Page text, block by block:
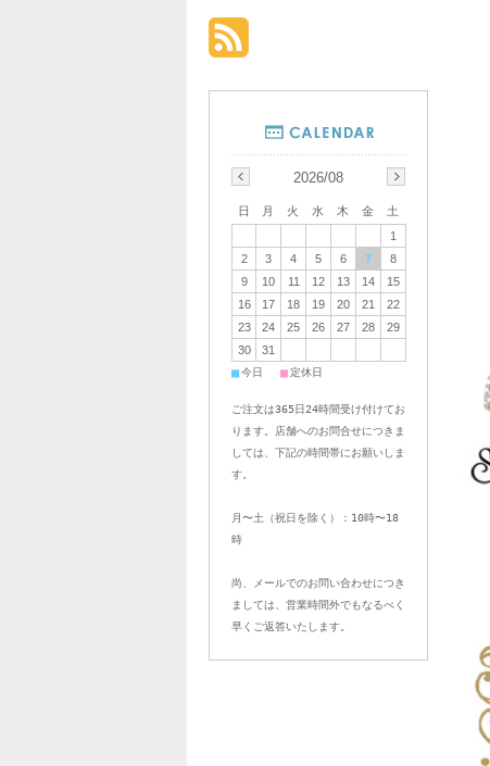
2026/08
日 月 火 水 木 金
土
1
2
3 4 5 6 7
8
9
10 11 12 13 14
15
16
17 18 19 20 21
22
23
24 25 26 27 28
29
30
31
■今日 ■定休日
ご注文は365日24時間受け付けてお
ります。店舗へのお問合せにつきま
しては、下記の時間帯にお願いしま
す。
月〜土（祝日を除く）：10時〜18
時
尚、メールでのお問い合わせにつき
ましては、営業時間外でもなるべく
早くご返答いたします。